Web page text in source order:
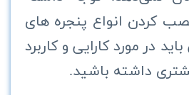
کردن انواع پنجره های
در مورد کارایی و کاربرد
داشته باشید.